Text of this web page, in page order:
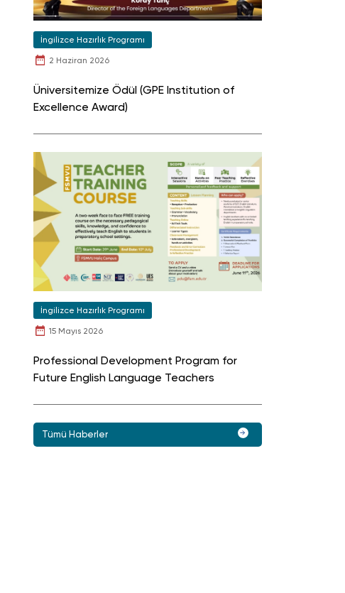
İngilizce Hazırlık Programı
2 Haziran 2026
Üniversitemize Ödül (GPE Institution of
Excellence Award)
İngilizce Hazırlık Programı
15 Mayıs 2026
Professional Development Program for
Future English Language Teachers
Tümü Haberler